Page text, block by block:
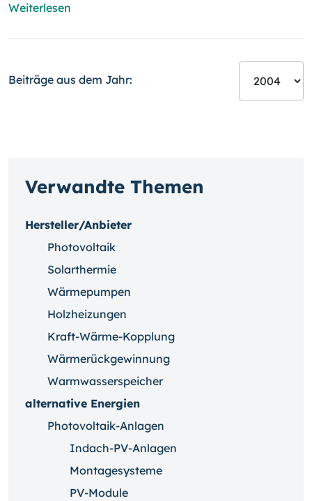
Weiterlesen
Beiträge aus dem Jahr:
Verwandte Themen
Hersteller/Anbieter
Photovoltaik
Solarthermie
Wärmepumpen
Holzheizungen
Kraft-Wärme-Kopplung
Wärmerückgewinnung
Warmwasserspeicher
alternative Energien
Photovoltaik-Anlagen
Indach-PV-Anlagen
Montagesysteme
PV-Module